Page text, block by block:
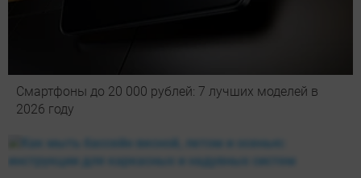
Смартфоны до 20 000 рублей: 7 лучших моделей в
2026 году